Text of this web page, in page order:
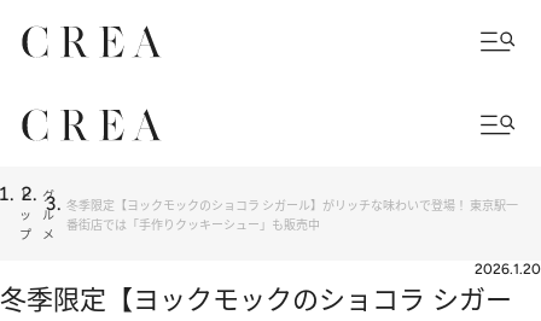
ト
ッ
プ
グ
ル
メ
冬季限定【ヨックモックのショコラ シガール】がリッチな味わいで登場！ 東京駅一
番街店では「手作りクッキーシュー」も販売中
2026.1.20
冬季限定【ヨックモックのショコラ シガー